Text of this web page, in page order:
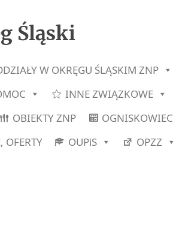
Śląski
W OKRĘGU ŚLĄSKIM ZNP
INNE ZWIĄZKOWE
OBIEKTY ZNP OGNISKOWIEC
OFERTY OUPiS OPZZ